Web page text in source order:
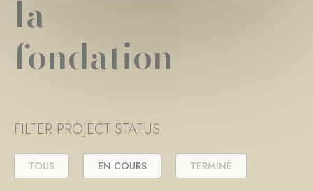
la
fondation
FILTER PROJECT STATUS
TOUS EN COURS TERMINÉ